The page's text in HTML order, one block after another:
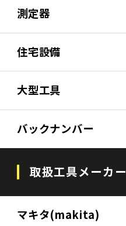
測定器
住宅設備
大型工具
バックナンバー
取扱工具メーカー
マキタ(makita)